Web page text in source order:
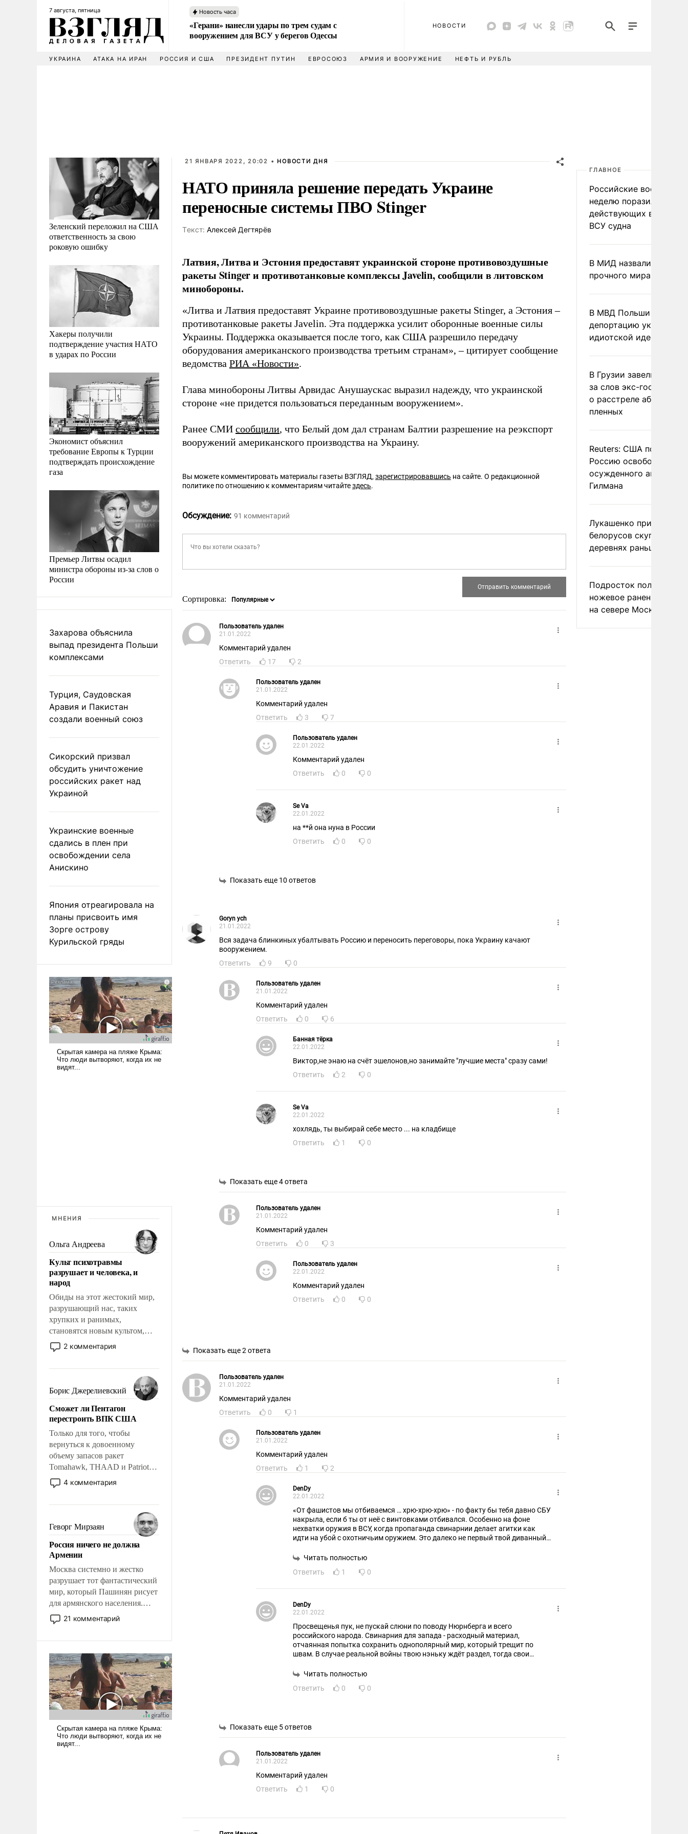
7 августа, пятница Новость часа
«Герани» нанесли удары по трем судам с
вооружением для ВСУ у берегов Одессы
НОВОСТИ
УКРАИНА АТАКА НА ИРАН РОССИЯ И США ПРЕЗИДЕНТ ПУТИН ЕВРОСОЮЗ АРМИЯ И ВООРУЖЕНИЕ НЕФТЬ И РУБЛЬ
Зеленский переложил на США
ответственность за свою
роковую ошибку
Хакеры получили
подтверждение участия НАТО
в ударах по России
Экономист объяснил
требование Европы к Турции
подтверждать происхождение
газа
Премьер Литвы осадил
министра обороны из-за слов о
России
Захарова объяснила
выпад президента Польши
комплексами
Турция, Саудовская
Аравия и Пакистан
создали военный союз
Сикорский призвал
обсудить уничтожение
российских ракет над
Украиной
Украинские военные
сдались в плен при
освобождении села
Анискино
Япония отреагировала на
планы присвоить имя
Зорге острову
Курильской гряды
МНЕНИЯ
Ольга Андреева
Культ психотравмы
разрушает и человека, и
народ
Обиды на этот жестокий мир,
разрушающий нас, таких
хрупких и ранимых,
становятся новым культом,
постепенно вытесняя и
отменяя традиционное
мужественным и твердым под
ударами судьбы, брать на себя
ответственность, помогать
слабым, идти вперед и
адаптироваться.
2 комментария
Борис Джерелиевский
Сможет ли Пентагон
перестроить ВПК США
Только для того, чтобы
вернуться к довоенному
объему запасов ракет
Tomahawk, THAAD и Patriot
США потребуется более трех
лет. Даже небольшая война с
Сложившаяся ситуация
означает многолетний период
уязвимости США, например,
перед Китаем.
4 комментария
Геворг Мирзаян
Россия ничего не должна
Армении
Москва системно и жестко
разрушает тот фантастический
мир, который Пашинян рисует
для армянского населения.
Мир, где политические
прожекты будут безусловно
налогоплательщиков и где
Еревану за свои поступки не
нужно отвечать.
21 комментарий
21 ЯНВАРЯ 2022, 20:02 • НОВОСТИ ДНЯ
НАТО приняла решение передать Украине
переносные системы ПВО Stinger
Tекст: Алексей Дегтярёв
Латвия, Литва и Эстония предоставят украинской стороне противовоздушные
ракеты Stinger и противотанковые комплексы Javelin, сообщили в литовском
минобороны.
«Литва и Латвия предоставят Украине противовоздушные ракеты Stinger, а Эстония –
противотанковые ракеты Javelin. Эта поддержка усилит оборонные военные силы
Украины. Поддержка оказывается после того, как США разрешило передачу
оборудования американского производства третьим странам», – цитирует сообщение
ведомства РИА «Новости».
Глава минобороны Литвы Арвидас Анушаускас выразил надежду, что украинской
стороне «не придется пользоваться переданным вооружением».
Ранее СМИ сообщили, что Белый дом дал странам Балтии разрешение на реэкспорт
вооружений американского производства на Украину.
Вы можете комментировать материалы газеты ВЗГЛЯД, зарегистрировавшись на сайте. О редакционной
политике по отношению к комментариям читайтездесь.
Обсуждение: 91 комментарий
Сортировка:
Пользователь удален
21.01.2022
Комментарий удален
Ответить
17 2
Пользователь удален
21.01.2022
Комментарий удален
Ответить
3 7
Пользователь удален
22.01.2022
Комментарий удален
Ответить
0 0
Se Va
22.01.2022
на **й она нуна в России
Ответить
0 0
Показать еще 10 ответов
Goryn ych
21.01.2022
Вся задача блинкиных убалтывать Россию и переносить переговоры, пока Украину качают
вооружением.
Ответить
9 0
Пользователь удален
21.01.2022
Комментарий удален
Ответить
0 6
Банная тёрка
22.01.2022
Виктор,не энаю на счёт эшелонов,но занимайте "лучшие места" сразу сами!
Ответить
2 0
Se Va
22.01.2022
хохлядь, ты выбирай себе место ... на кладбище
Ответить
1 0
Показать еще 4 ответа
Пользователь удален
21.01.2022
Комментарий удален
Ответить
0 3
Пользователь удален
22.01.2022
Комментарий удален
Ответить
0 0
Показать еще 2 ответа
Пользователь удален
21.01.2022
Комментарий удален
Ответить
0 1
Пользователь удален
21.01.2022
Комментарий удален
Ответить
1 2
DenDy
22.01.2022
«От фашистов мы отбиваемся … хрю-хрю-хрю» - по факту бы тебя давно СБУ
накрыла, если б ты от неё с винтовками отбивался. Особенно на фоне
нехватки оружия в ВСУ, когда пропаганда свинарнии делает агитки как
идти на убой с охотничьим оружием. Это далеко не первый твой диванный
Читать полностью
Ответить
1 0
DenDy
22.01.2022
Просвещенья пук, не пускай слюни по поводу Нюрнберга и всего
российского народа. Свинарния для запада - расходный материал,
отчаянная попытка сохранить однополярный мир, который трещит по
швам. В случае реальной войны твою нэньку ждёт раздел, тогда свои
Беларусью, где 80 лет назад вы устроили Хатынь и «Зимнее волшебство».
Читать полностью
Ответить
0 0
Показать еще 5 ответов
Пользователь удален
21.01.2022
Комментарий удален
Ответить
1 0
ГЛАВНОЕ
Российские военные за
неделю поразили 34
действующих в
ВСУ судна
В МИД назвали условия
прочного мира на
В МВД Польши назвали
депортацию украинцев
идиотской идеей
В Грузии завели дело
за слов экс-
о расстреле абхазских
пленных
Reuters: США
Россию освободить
осужденного
Гилмана
Лукашенко призвал
белорусов скупать
деревнях раньше
Подросток получил
ножевое ранение в
на севере Москвы